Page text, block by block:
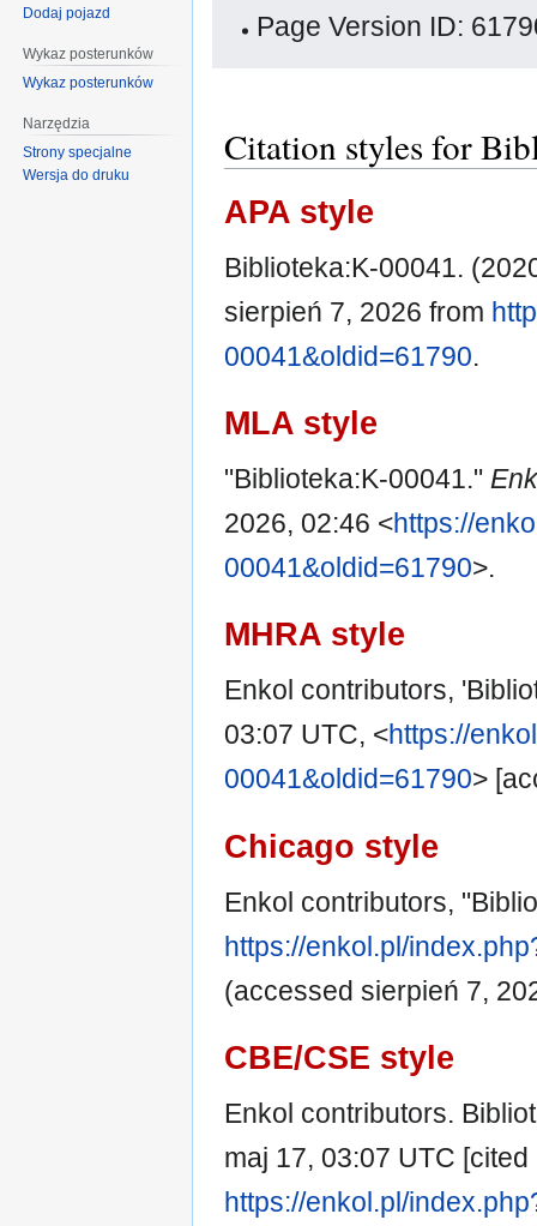
Page Version ID:
Citation styles for
APA style
Biblioteka:K-00041.
sierpień 7, 2026 from
00041&oldid=61790.
MLA style
"Biblioteka:K-00041."
2026, 02:46 <https://
00041&oldid=61790>.
MHRA style
Enkol contributors,
03:07 UTC, <https://
00041&oldid=61790>
Chicago style
Enkol contributors,
https://enkol.pl/
(accessed sierpień 7,
CBE/CSE style
Enkol contributors.
maj 17, 03:07 UTC
https://enkol.pl/
Dodaj pojazd
Wykaz posterunków
Wykaz posterunków
Narzędzia
Strony specjalne
Wersja do druku